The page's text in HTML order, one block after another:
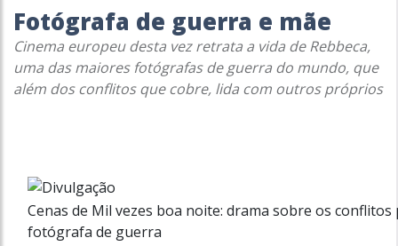
Fotógrafa de guerra e mãe
Cinema europeu desta vez retrata a vida de Rebbeca,
uma das maiores fotógrafas de guerra do mundo, que
além dos conflitos que cobre, lida com outros próprios
Cenas de Mil vezes boa noite: drama sobre os conflitos
fotógrafa de guerra